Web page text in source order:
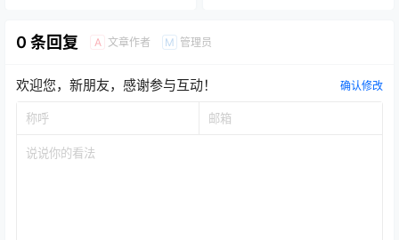
0 条回复 A 文章作者 M 管理员
欢迎您，新朋友，感谢参与互动！ 确认修改